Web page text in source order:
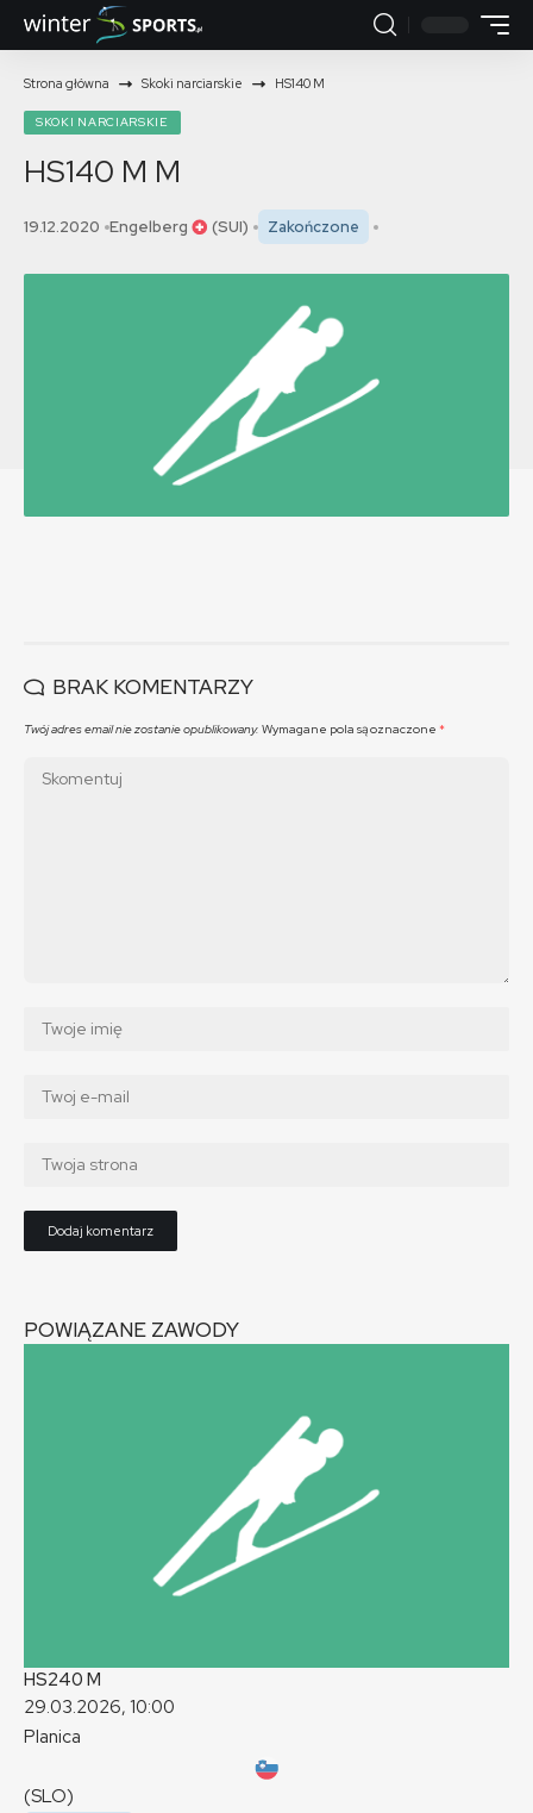
Strona główna Skoki narciarskie HS140 M
SKOKI NARCIARSKIE
HS140 M M
19.12.2020 Engelberg (SUI) Zakończone
BRAK KOMENTARZY
Twój adres email nie zostanie opublikowany. Wymagane pola są oznaczone *
POWIĄZANE ZAWODY
HS240 M
29.03.2026, 10:00
Planica
(SLO)